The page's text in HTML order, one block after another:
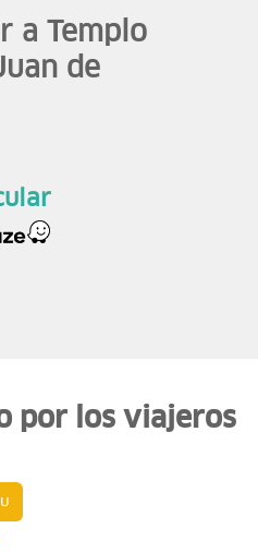
a Templo
de
por los viajeros